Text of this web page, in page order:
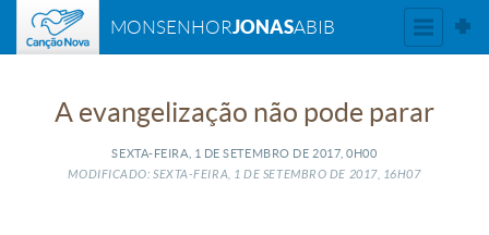
MONSENHORJONASABIB
A evangelização não pode parar
SEXTA-FEIRA, 1 DE SETEMBRO DE 2017, 0H00
MODIFICADO: SEXTA-FEIRA, 1 DE SETEMBRO DE 2017, 16H07